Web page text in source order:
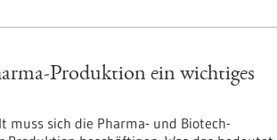
Produktion ein wichtiges
sich die Pharma- und Biotech-